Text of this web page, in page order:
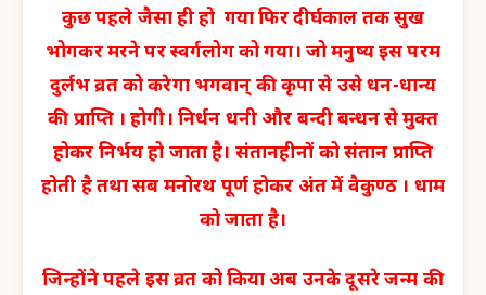
कुछ पहले जैसा ही हो गया फिर दीर्घकाल तक सुख
भोगकर मरने पर स्वर्गलोग को गया। जो मनुष्य इस परम
दुर्लभ व्रत को करेगा भगवान् की कृपा से उसे धन-धान्य
की प्राप्ति । होगी। निर्धन धनी और बन्दी बन्धन से मुक्त
होकर निर्भय हो जाता है। संतानहीनों को संतान प्राप्ति
होती है तथा सब मनोरथ पूर्ण होकर अंत में वैकुण्ठ । धाम
को जाता है।
जिन्होंने पहले इस व्रत को किया अब उनके दूसरे जन्म की